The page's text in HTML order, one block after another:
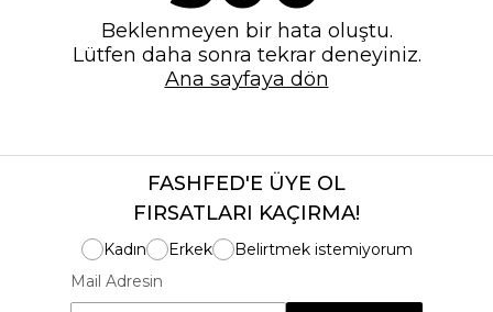
Beklenmeyen bir hata oluştu.
Lütfen daha sonra tekrar deneyiniz.
Ana sayfaya dön
FASHFED'E ÜYE OL
FIRSATLARI KAÇIRMA!
Kadın Erkek
Belirtmek istemiyorum
Mail Adresin